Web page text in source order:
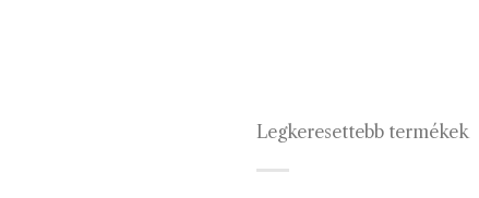
Legkeresettebb termékek